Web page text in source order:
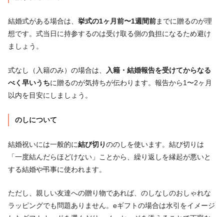
結婚式がある場合は、 挙式の1ヶ月前〜1週間前までに贈るのが理
想です。式当日に持参するのは受け取る側の負担になるため避け
ましょう。
式なし（入籍のみ）の場合は、
入籍・結婚報告を受けてからなる
べく早いうちに贈るのが気持ちが伝わります。報告から1〜2ヶ月
以内を目安にしましょう。
のしについて
結婚祝いには一般的に結び切りののしを使います。結び切りは
「一度結んだらほどけない」ことから、繰り返しを縁起が悪いと
する結婚や弔事に使われます。
ただし、親しい友達への贈り物であれば、のしなしのおしゃれな
ラッピングでも問題ありません。eギフトの場合は水引をイメージ